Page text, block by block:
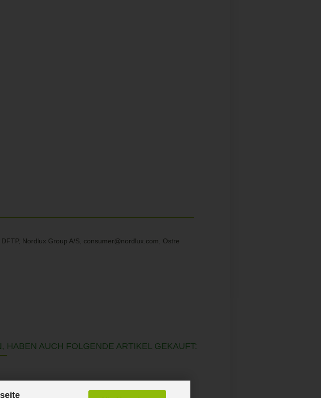
Nordlux Group A/S, consumer@nordlux.com, Ostre
AUCH FOLGENDE ARTIKEL GEKAUFT: